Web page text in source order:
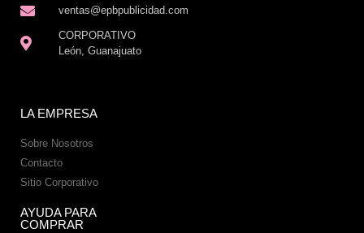
ventas@epbpublicidad.com
CORPORATIVO
León, Guanajuato
LA EMPRESA
Sobre Nosotros
Contacto
Sitio Corporativo
AYUDA PARA
COMPRAR